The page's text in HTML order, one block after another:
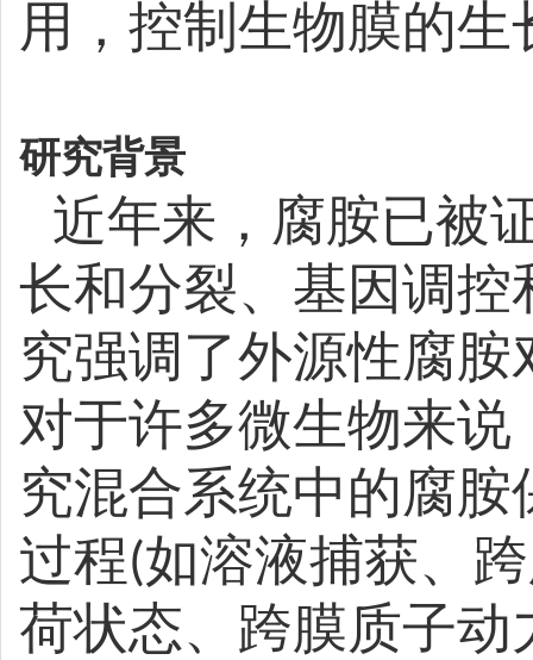
用，控制生物膜的
研究背景
近年来，腐胺已被
长和分裂、基因调
究强调了外源性腐
对于许多微生物来
究混合系统中的腐
过程(如溶液捕获、
荷状态、跨膜质子